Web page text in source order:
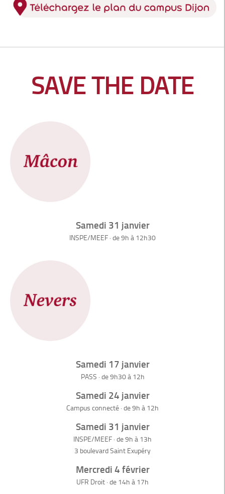
SAVE THE DATE
Samedi 31 janvier
INSPE/MEEF · de 9h à 12h30
Samedi 17 janvier
PASS · de 9h30 à 12h
Samedi 24 janvier
Campus connecté · de 9h à 12h
Samedi 31 janvier
INSPE/MEEF · de 9h à 13h
3 boulevard Saint Exupéry
Mercredi 4 février
UFR Droit · de 14h à 17h